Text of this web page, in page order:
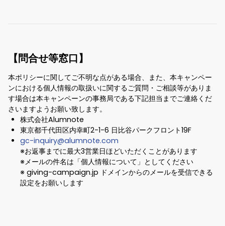
【問合せ等窓口】
本ポリシーに関してご不明な点がある場合、また、本キャンペー
ンにおける個人情報の取扱いに関するご質問・ご相談等がありま
す場合は本キャンペーンの事務局である下記担当までご連絡くだ
さいますようお願い致します。
株式会社Alumnote
東京都千代田区内幸町2-1-6 日比谷パークフロント19F
gc-inquiry@alumnote.com
※お返事までに最大3営業日ほどいただくことがあります
※メールの件名は「個人情報について」としてください
※ giving-campaign.jp ドメインからのメールを受信できる
設定をお願いします